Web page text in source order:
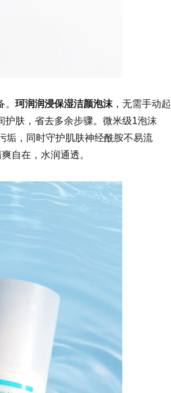
珂润润浸保湿洁颜泡沫 ， 无需手动起
肤，省去多余步骤。 微米级1泡沫
垢，同时守护肌肤神经酰胺不易流
自在，水润通透。